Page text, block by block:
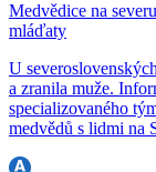
Medvědice na
mláďaty
U
a zranila muže.
specializovaného
medvědů s lidmi na